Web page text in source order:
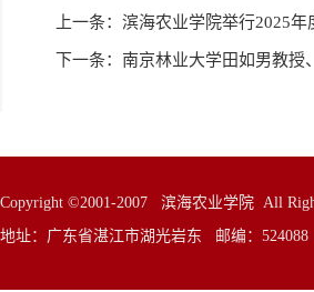
上一条： 滨海农业学院举行2025年
下一条： 南京林业大学田如男教授
Copyright ©2001-2007 滨海农业学院 All
地址：广东省湛江市湖光岩东 邮编：